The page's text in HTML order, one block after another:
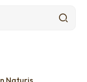
Naturis